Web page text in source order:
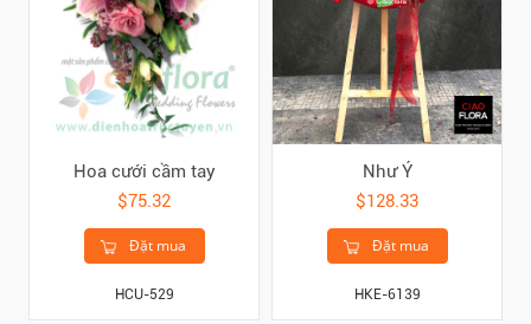
Hoa cưới cầm tay
$75.32
Đặt mua
HCU-529
Như Ý
$128.33
Đặt mua
HKE-6139